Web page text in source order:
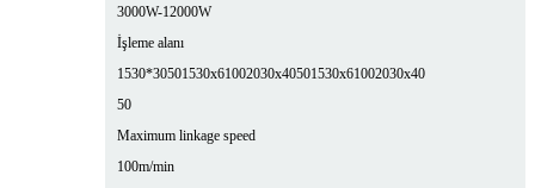
3000W-12000W
İşleme alanı
1530*30501530x61002030x40501530x61002030x40
50
Maximum linkage speed
100m/min